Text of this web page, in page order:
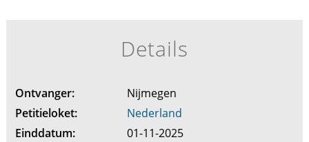
Details
Ontvanger:
Nijmegen
Petitieloket:
Nederland
Einddatum:
01-11-2025